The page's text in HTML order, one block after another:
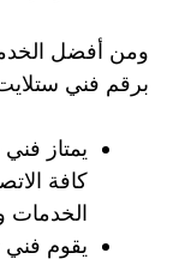
ومن أفضل
برقم فني
يمتاز
كافة
يقوم فني